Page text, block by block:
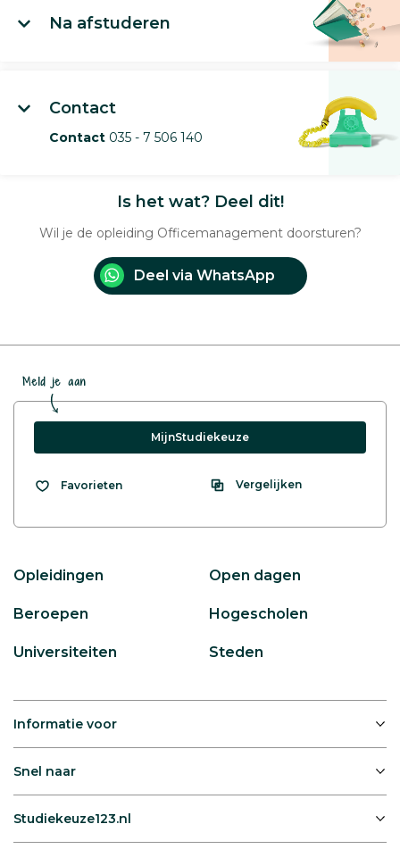
Na afstuderen
Contact
Contact 035 - 7 506 140
Is het wat? Deel dit!
Wil je de opleiding Officemanagement doorsturen?
Deel via WhatsApp
Meld je aan
MijnStudiekeuze
Favorieten Vergelijken
Opleidingen Open dagen
Beroepen Hogescholen
Universiteiten Steden
Informatie voor
Snel naar
Studiekeuze123.nl